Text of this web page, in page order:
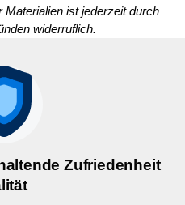
Materialien ist jederzeit durch
widerruflich.
Zufriedenheit